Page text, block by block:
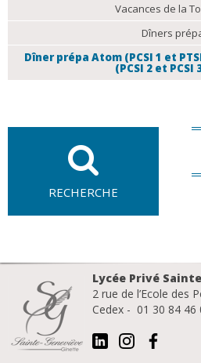
Vacances de la
Dîners
Dîner prépa Atom (PCSI 1 et
(PCSI 2 et PCSI
RECHERCHE
Lycée Privé
2 rue de l’Ecole des
Cedex - 01 30 84 46